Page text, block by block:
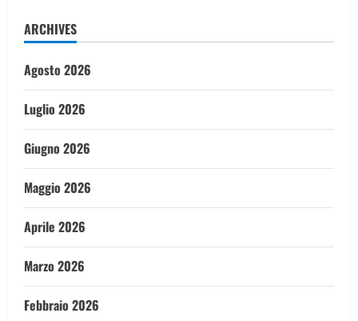
ARCHIVES
Agosto 2026
Luglio 2026
Giugno 2026
Maggio 2026
Aprile 2026
Marzo 2026
Febbraio 2026